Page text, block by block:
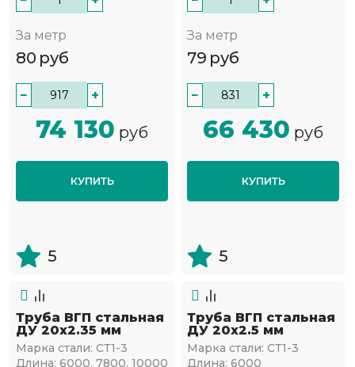
За метр
80 руб
− +
74 130 руб
КУПИТЬ
5
За метр
79 руб
− +
66 430 руб
КУПИТЬ
5
Труба ВГП стальная
ДУ 20х2.35 мм
Марка стали: СТ1-3
Длина: 6000, 7800, 10000
Труба ВГП стальная
ДУ 20х2.5 мм
Марка стали: СТ1-3
Длина: 6000